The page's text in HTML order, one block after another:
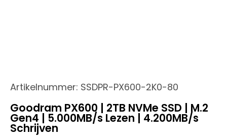
Artikelnummer: SSDPR-PX600-2K0-80
Goodram PX600 | 2TB NVMe SSD | M.2
Gen4 | 5.000MB/s Lezen | 4.200MB/s
Schrijven